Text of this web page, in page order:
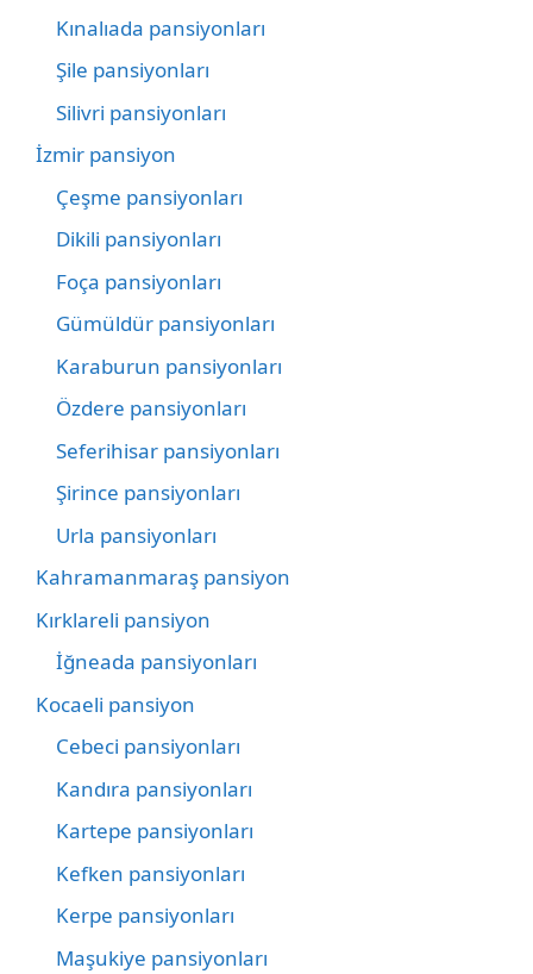
Kınalıada pansiyonları
Şile pansiyonları
Silivri pansiyonları
İzmir pansiyon
Çeşme pansiyonları
Dikili pansiyonları
Foça pansiyonları
Gümüldür pansiyonları
Karaburun pansiyonları
Özdere pansiyonları
Seferihisar pansiyonları
Şirince pansiyonları
Urla pansiyonları
Kahramanmaraş pansiyon
Kırklareli pansiyon
İğneada pansiyonları
Kocaeli pansiyon
Cebeci pansiyonları
Kandıra pansiyonları
Kartepe pansiyonları
Kefken pansiyonları
Kerpe pansiyonları
Maşukiye pansiyonları